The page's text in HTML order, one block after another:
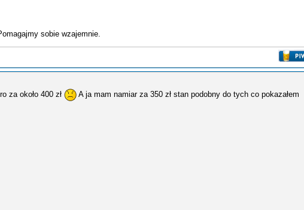
sobie wzajemnie.
za około 400 zł A ja mam namiar za 350 zł stan podobny do tych co pokazałem